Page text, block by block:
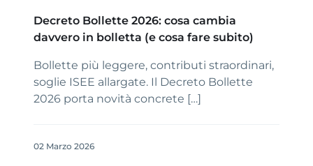
Decreto Bollette 2026: cosa cambia
davvero in bolletta (e cosa fare subito)
Bollette più leggere, contributi straordinari,
soglie ISEE allargate. Il Decreto Bollette
2026 porta novità concrete […]
02 Marzo 2026